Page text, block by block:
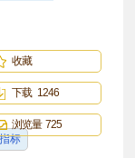
标
收藏
下载 1246
浏览量 725